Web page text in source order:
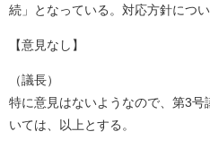
続」となっている。対応方針につ
【意見なし】
（議長）
特に意見はないようなので、第3
いては、以上とする。​